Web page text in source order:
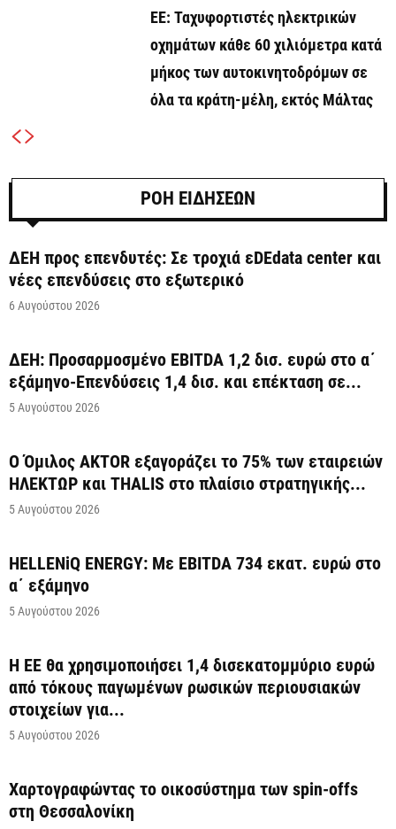
ΕΕ: Ταχυφορτιστές ηλεκτρικών
οχημάτων κάθε 60 χιλιόμετρα κατά
μήκος των αυτοκινητοδρόμων σε
όλα τα κράτη-μέλη, εκτός Μάλτας
ΡΟΗ ΕΙΔΗΣΕΩΝ
ΔΕΗ προς επενδυτές: Σε τροχιά εDEdata center και
νέες επενδύσεις στο εξωτερικό
6 Αυγούστου 2026
ΔΕΗ: Προσαρμοσμένο EBITDA 1,2 δισ. ευρώ στο α΄
εξάμηνο-Επενδύσεις 1,4 δισ. και επέκταση σε...
5 Αυγούστου 2026
Ο Όμιλος AKTOR εξαγοράζει το 75% των εταιρειών
ΗΛΕΚΤΩΡ και THALIS στο πλαίσιο στρατηγικής...
5 Αυγούστου 2026
HELLENiQ ENERGY: Με EBITDA 734 εκατ. ευρώ στο
α΄ εξάμηνο
5 Αυγούστου 2026
Η ΕΕ θα χρησιμοποιήσει 1,4 δισεκατομμύριο ευρώ
από τόκους παγωμένων ρωσικών περιουσιακών
στοιχείων για...
5 Αυγούστου 2026
Χαρτογραφώντας το οικοσύστημα των spin-offs
στη Θεσσαλονίκη